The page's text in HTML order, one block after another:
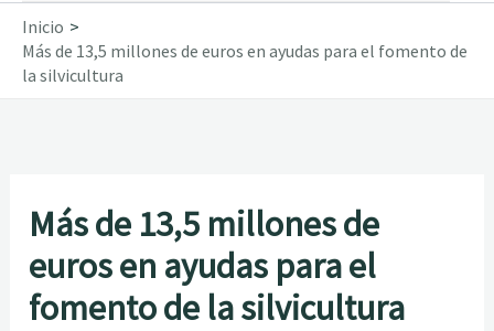
Inicio
Más de 13,5 millones de euros en ayudas para el fomento de
la silvicultura
Más de 13,5 millones de
euros en ayudas para el
fomento de la silvicultura